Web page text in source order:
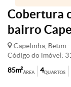
Cobertura
bairro
Capelinha, Betim
Código do imóvel:
ÁREA
85m² QUARTOS
4